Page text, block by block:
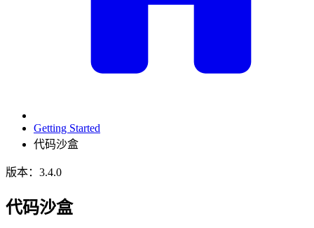
Getting Started
代码沙盒
版本：3.4.0
代码沙盒